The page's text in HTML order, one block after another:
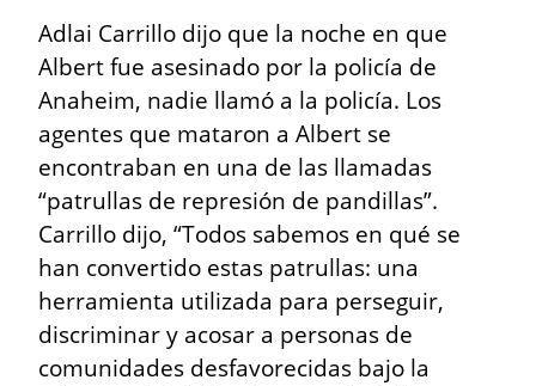
Adlai Carrillo dijo que la noche en que
Albert fue asesinado por la policía de
Anaheim, nadie llamó a la policía. Los
agentes que mataron a Albert se
encontraban en una de las llamadas
“patrullas de represión de pandillas”.
Carrillo dijo, “Todos sabemos en qué se
han convertido estas patrullas: una
herramienta utilizada para perseguir,
discriminar y acosar a personas de
comunidades desfavorecidas bajo la